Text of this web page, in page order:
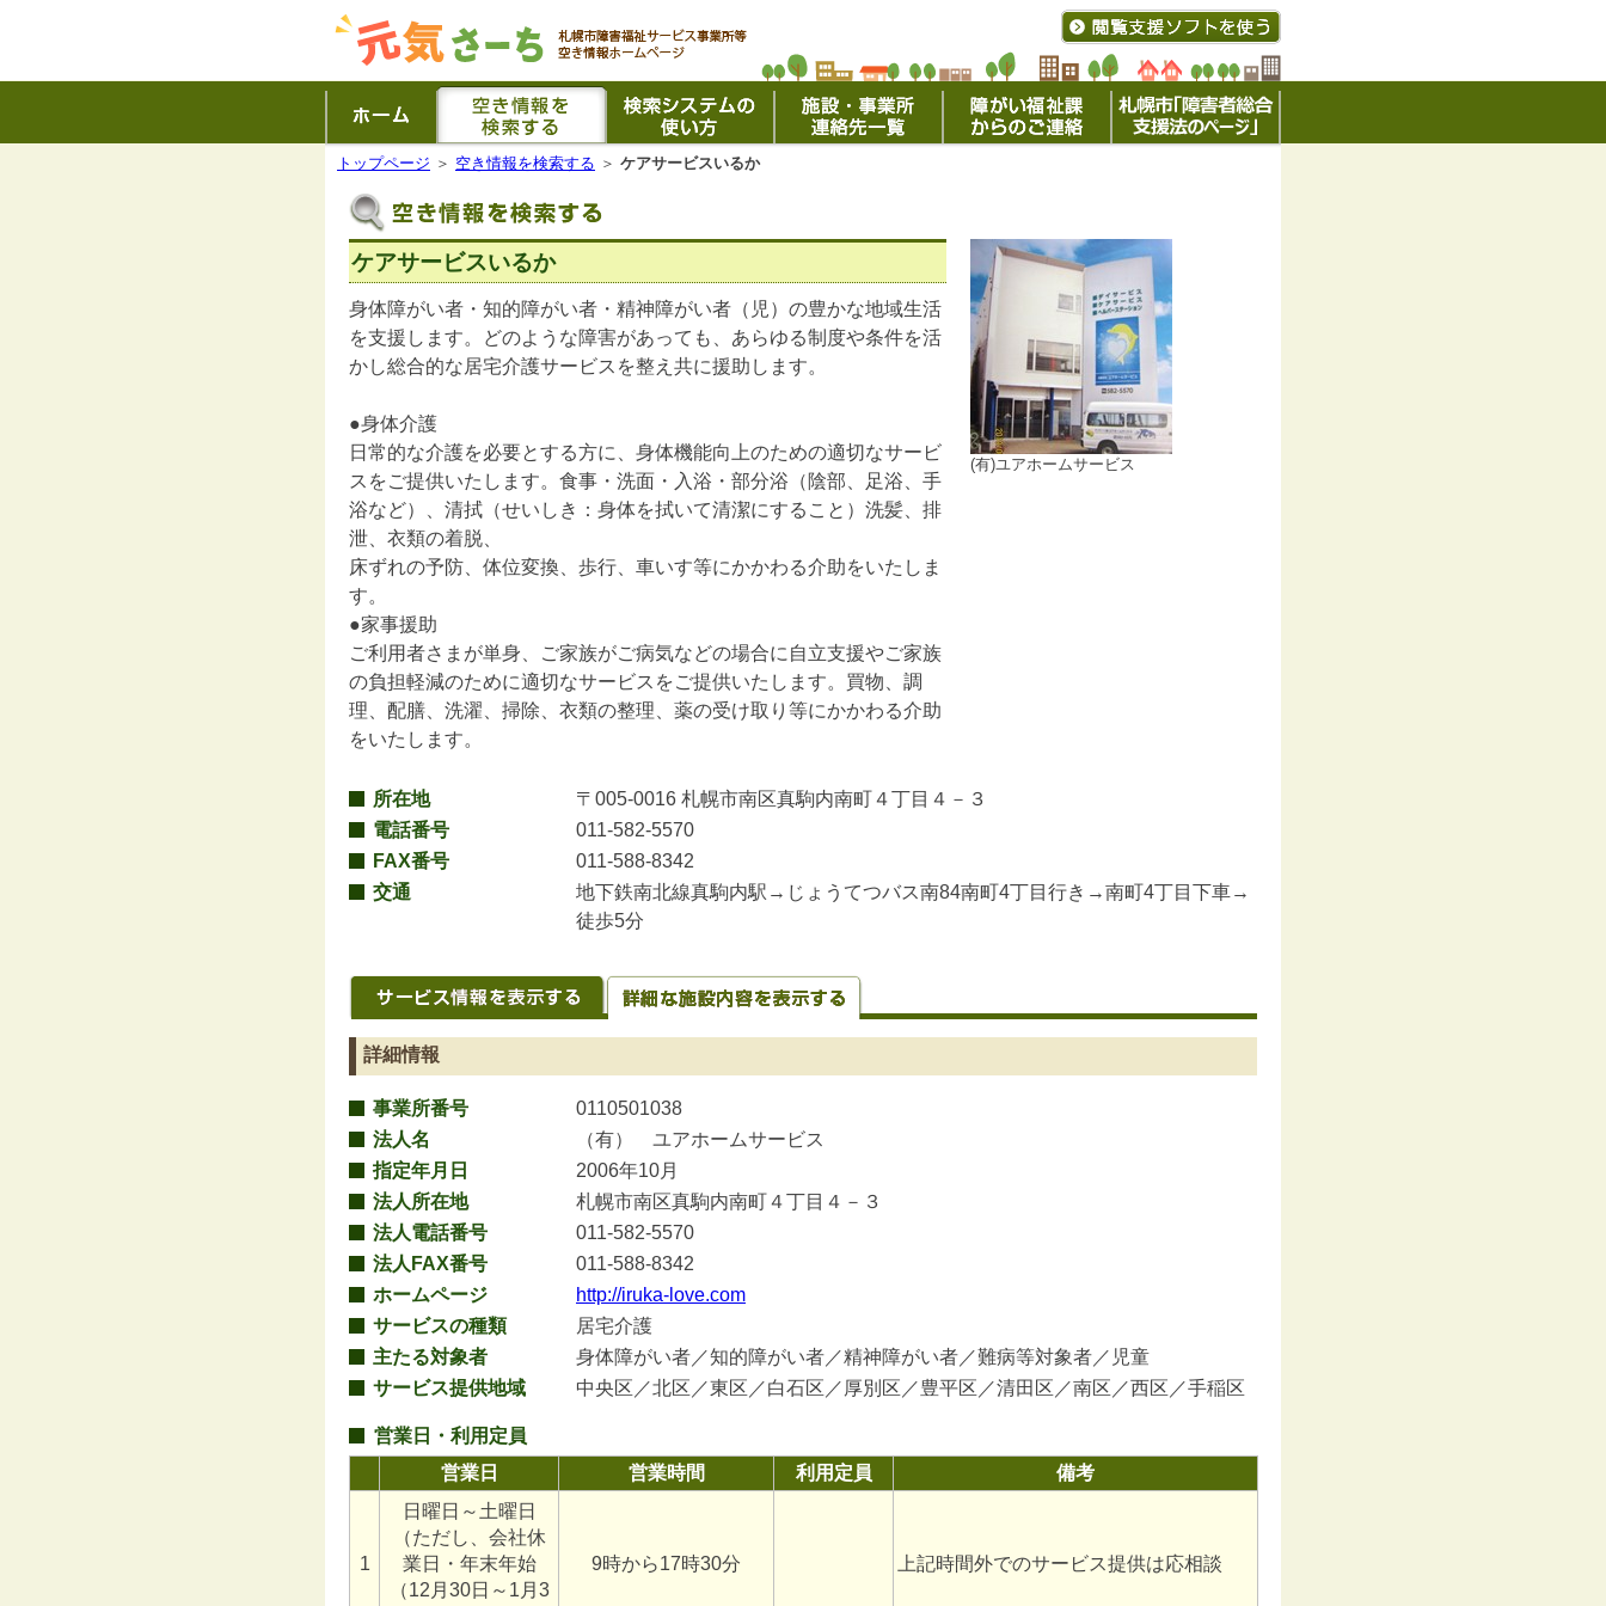
トップページ ＞ 空き情報を検索する ＞ ケアサービスいるか
ケアサービスいるか
身体障がい者・知的障がい者・精神障がい者（児）の豊かな地域生活
を支援します。どのような障害があっても、あらゆる制度や条件を活
かし総合的な居宅介護サービスを整え共に援助します。
●身体介護
日常的な介護を必要とする方に、身体機能向上のための適切なサービ
スをご提供いたします。食事・洗面・入浴・部分浴（陰部、足浴、手
浴など）、清拭（せいしき：身体を拭いて清潔にすること）洗髪、排
泄、衣類の着脱、
床ずれの予防、体位変換、歩行、車いす等にかかわる介助をいたしま
す。
●家事援助
ご利用者さまが単身、ご家族がご病気などの場合に自立支援やご家族
の負担軽減のために適切なサービスをご提供いたします。買物、調
理、配膳、洗濯、掃除、衣類の整理、薬の受け取り等にかかわる介助
をいたします。
(有)ユアホームサービス
所在地
〒005-0016 札幌市南区真駒内南町４丁目４－３
電話番号
011-582-5570
FAX番号
011-588-8342
交通
地下鉄南北線真駒内駅→じょうてつバス南84南町4丁目行き→南町4丁目下車→
徒歩5分
詳細情報
事業所番号
0110501038
法人名
（有） ユアホームサービス
指定年月日
2006年10月
法人所在地
札幌市南区真駒内南町４丁目４－３
法人電話番号
011-582-5570
法人FAX番号
011-588-8342
ホームページ
http://iruka-love.com
サービスの種類
居宅介護
主たる対象者
身体障がい者／知的障がい者／精神障がい者／難病等対象者／児童
サービス提供地域
中央区／北区／東区／白石区／厚別区／豊平区／清田区／南区／西区／手稲区
営業日・利用定員
営業日
営業時間 利用定員 備考
1
日曜日～土曜日
（ただし、会社休
業日・年末年始
（12月30日～1月3
9時から17時30分 上記時間外でのサービス提供は応相談